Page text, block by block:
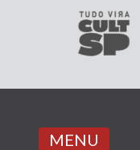
MENU